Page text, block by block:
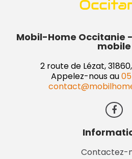
Mobil-Home Occitanie
mobile
2 route de Lézat,
Appelez-nous au
Contactez-